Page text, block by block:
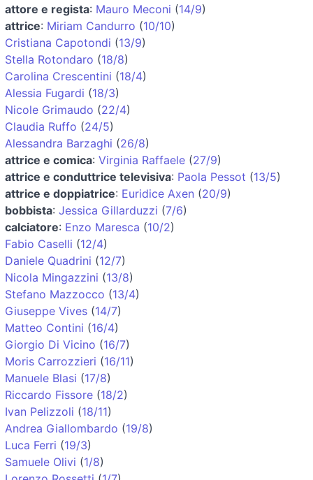
attore e regista: Mauro Meconi (14/9)
attrice: Miriam Candurro (10/10)
Cristiana Capotondi (13/9)
Stella Rotondaro (18/8)
Carolina Crescentini (18/4)
Alessia Fugardi (18/3)
Nicole Grimaudo (22/4)
Claudia Ruffo (24/5)
Alessandra Barzaghi (26/8)
attrice e comica: Virginia Raffaele (27/9)
attrice e conduttrice televisiva: Paola Pessot (13/5)
attrice e doppiatrice: Euridice Axen (20/9)
bobbista: Jessica Gillarduzzi (7/6)
calciatore: Enzo Maresca (10/2)
Fabio Caselli (12/4)
Daniele Quadrini (12/7)
Nicola Mingazzini (13/8)
Stefano Mazzocco (13/4)
Giuseppe Vives (14/7)
Matteo Contini (16/4)
Giorgio Di Vicino (16/7)
Moris Carrozzieri (16/11)
Manuele Blasi (17/8)
Riccardo Fissore (18/2)
Ivan Pelizzoli (18/11)
Andrea Giallombardo (19/8)
Luca Ferri (19/3)
Samuele Olivi (1/8)